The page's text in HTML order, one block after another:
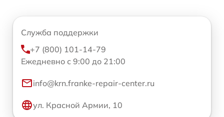
Служба поддержки
+7 (800) 101-14-79
Ежедневно с 9:00 до 21:00
info@krn.franke-repair-center.ru
ул. Красной Армии, 10